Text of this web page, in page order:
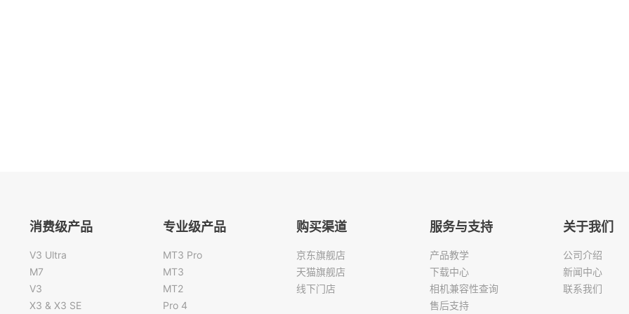
消费级产品
V3 Ultra
M7
V3
X3 & X3 SE
专业级产品
MT3 Pro
MT3
MT2
Pro 4
购买渠道
京东旗舰店
天猫旗舰店
线下门店
服务与支持
产品教学
下载中心
相机兼容性查询
售后支持
关于我们
公司介绍
新闻中心
联系我们